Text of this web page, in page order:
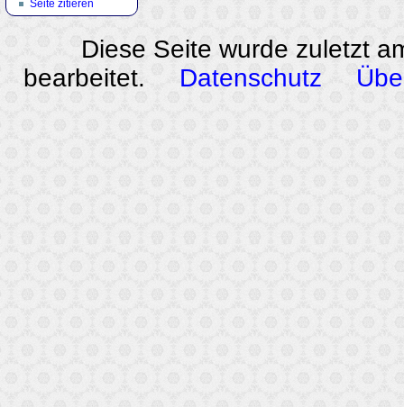
Seite zitieren
Diese Seite wurde zuletzt
bearbeitet.
Datenschutz